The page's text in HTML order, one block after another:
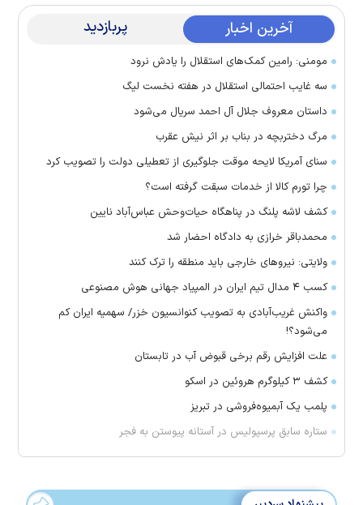
آخرین اخبار پربازدید
مومنی: رامین کمک‌های استقلال را یادش نرود
سه غایب احتمالی استقلال در هفته نخست لیگ
داستان معروف جلال آل احمد سریال می‌شود
مرگ دختربچه در بناب بر اثر نیش عقرب
سنای آمریکا لایحه موقت جلوگیری از تعطیلی دولت را تصویب کرد
چرا تورم کالا از خدمات سبقت گرفته است؟
کشف لاشه پلنگ در پناهگاه حیات‌وحش عباس‌آباد نایین
محمدباقر خرازی به دادگاه احضار شد
ولایتی: نیرو‌های خارجی باید منطقه را ترک کنند
کسب ۴ مدال تیم ایران در المپیاد جهانی هوش مصنوعی
واکنش غریب‌آبادی به تصویب کنوانسیون خزر/ سهمیه ایران کم
می‌شود؟!
علت افزایش رقم برخی قبوض آب در تابستان
کشف ۳ کیلوگرم هروئین در اسکو
پلمب یک آبمیوه‌فروشی در تبریز
ستاره سابق پرسپولیس در آستانه پیوستن به فجر